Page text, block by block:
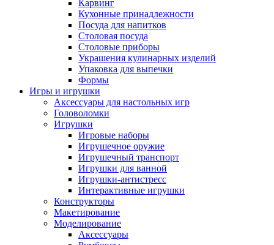
Карвинг
Кухонные принадлежности
Посуда для напитков
Столовая посуда
Столовые приборы
Украшения кулинарных изделий
Упаковка для выпечки
Формы
Игры и игрушки
Аксессуары для настольных игр
Головоломки
Игрушки
Игровые наборы
Игрушечное оружие
Игрушечный транспорт
Игрушки для ванной
Игрушки-антистресс
Интерактивные игрушки
Конструкторы
Макетирование
Моделирование
Аксессуары